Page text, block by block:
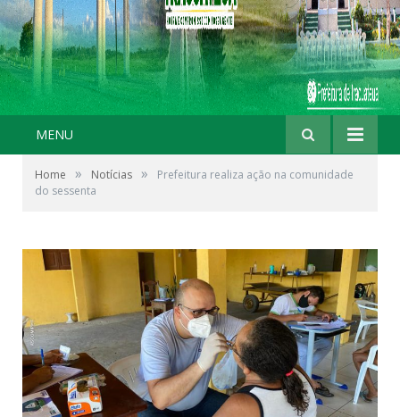
MENU
Home » Notícias »
Prefeitura realiza ação na comunidade
do sessenta